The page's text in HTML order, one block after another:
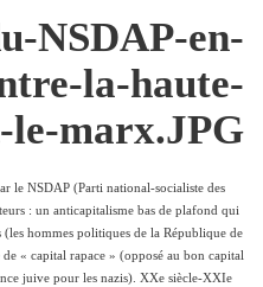
le NSDAP (Parti national-socialiste des
: un anticapitalisme bas de plafond qui
hommes politiques de la République de
de « capital rapace » (opposé au bon capital
juive pour les nazis). XXe siècle-XXIe